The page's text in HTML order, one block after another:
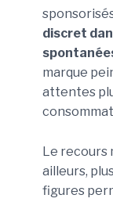
discret
marque
attentes
Le recours
ailleurs,
figures